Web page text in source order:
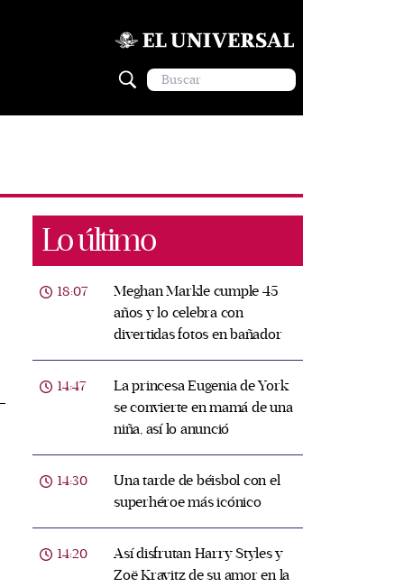
Lo último
18:07
Meghan Markle cumple 45
años y lo celebra con
divertidas fotos en bañador
14:47
La princesa Eugenia de York
se convierte en mamá de una
niña, así lo anunció
14:30
Una tarde de béisbol con el
superhéroe más icónico
14:20
Así disfrutan Harry Styles y
Zoë Kravitz de su amor en la